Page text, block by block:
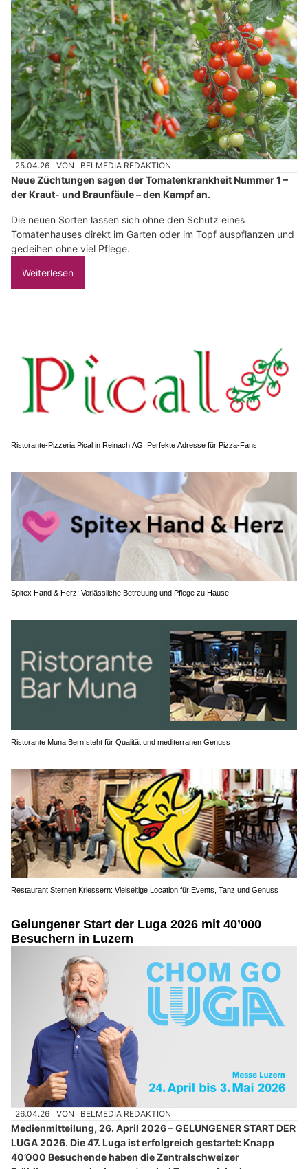
25.04.26 VON BELMEDIA REDAKTION
Neue Züchtungen sagen der Tomatenkrankheit Nummer 1 –
der Kraut- und Braunfäule – den Kampf an.
Die neuen Sorten lassen sich ohne den Schutz eines
Tomatenhauses direkt im Garten oder im Topf auspflanzen und
gedeihen ohne viel Pflege.
Weiterlesen
Ristorante-Pizzeria Pical in Reinach AG: Perfekte Adresse für Pizza-Fans
Spitex Hand & Herz: Verlässliche Betreuung und Pflege zu Hause
Ristorante Muna Bern steht für Qualität und mediterranen Genuss
Restaurant Sternen Kriessern: Vielseitige Location für Events, Tanz und Genuss
Gelungener Start der Luga 2026 mit 40’000
Besuchern in Luzern
26.04.26 VON BELMEDIA REDAKTION
Medienmitteilung, 26. April 2026 – GELUNGENER START DER
LUGA 2026. Die 47. Luga ist erfolgreich gestartet: Knapp
40’000 Besuchende haben die Zentralschweizer